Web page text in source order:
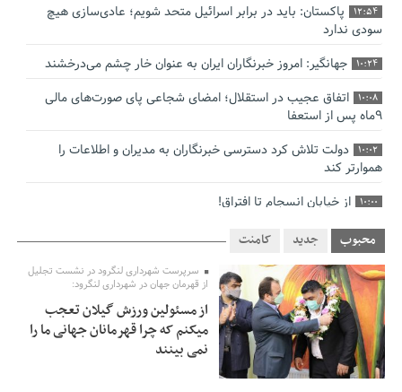
12:54
پاکستان: باید در برابر اسرائیل متحد شویم؛ عادی‌سازی هیچ
سودی ندارد
10:24 جهانگیر: امروز خبرنگاران ایران به عنوان خار چشم می‌درخشند
10:08
اتفاق عجیب در استقلال؛ امضای شجاعی پای صورت‌های مالی
٩ماه پس از استعفا
10:02
دولت تلاش کرد دسترسی خبرنگاران به مدیران و اطلاعات را
هموارتر کند
10:00 از خیابان انسجام تا افتراق!
9:48
چالش نظارت بر درمانگران اینستاگرامی/ نسخه وزارت بهداشت
برای جلوگیری از فعالیت پزشک‌نماها
9:34 خبرنگارانی که جنگ را برای تاریخ نوشتند
9:32
پشتیبانی از زنجیره ارزش بادام زمینی در اولویت سیاست‌های
حمایتی گیلان است
12:46 بخش دوم گفت‌وگوی پزشکیان با مردم امشب پخش می‌شود
محبوب جدید کامنت
سرپرست شهرداری لنگرود در نشست تجلیل
از قهرمان جهان در شهرداری لنگرود:
از مسئولین ورزش گیلان تعجب
میکنم که چرا قهرمانان جهانی ما را
نمی بینند